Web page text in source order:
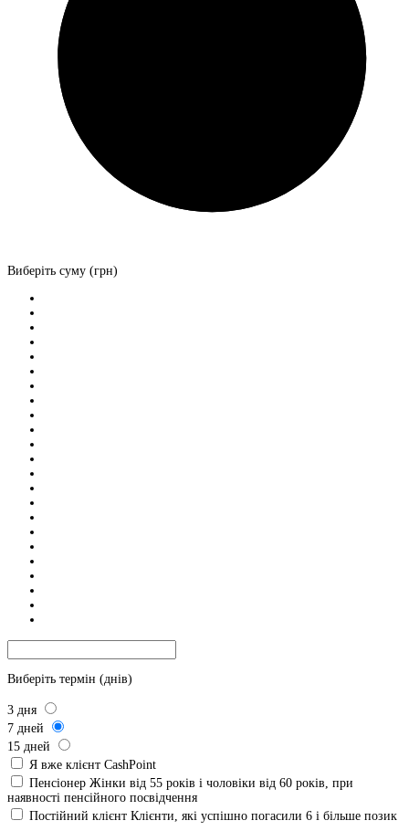
Виберіть суму (грн)
Виберіть термін (днів)
3 дня
7 дней
15 дней
Я вже клієнт CashPoint
Пенсіонер Жінки від 55 років і чоловіки від 60 років, при
наявності пенсійного посвідчення
Постійний клієнт Клієнти, які успішно погасили 6 і більше позик